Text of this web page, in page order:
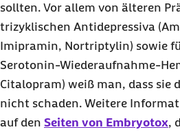
sollten. Vor allem von älteren
trizyklischen Antidepressiva
Imipramin, Nortriptylin) sowie
Serotonin-Wiederaufnahme-
Citalopram) weiß man, dass sie
nicht schaden. Weitere
auf den Seiten von Embryotox,